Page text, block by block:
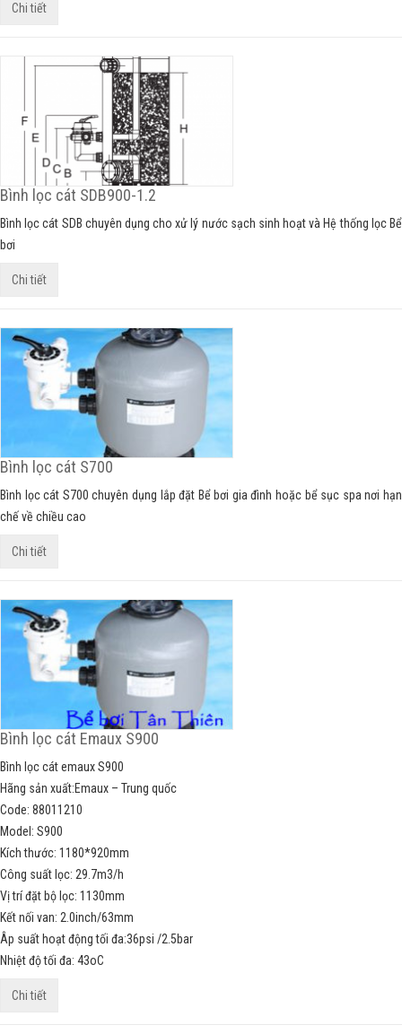
Chi tiết
Bình lọc cát SDB900-1.2
Bình lọc cát SDB chuyên dụng cho xử lý nước sạch sinh hoạt và Hệ thống lọc Bể
bơi
Chi tiết
Bình lọc cát S700
Bình lọc cát S700 chuyên dụng lắp đặt Bể bơi gia đình hoặc bể sục spa nơi hạn
chế về chiều cao
Chi tiết
Bình lọc cát Emaux S900
Bình lọc cát emaux S900
Hãng sản xuất:Emaux – Trung quốc
Code: 88011210
Model: S900
Kích thước: 1180*920mm
Công suất lọc: 29.7m3/h
Vị trí đặt bộ lọc: 1130mm
Kết nối van: 2.0inch/63mm
Âp suất hoạt động tối đa:36psi /2.5bar
Nhiệt độ tối đa: 43oC
Chi tiết